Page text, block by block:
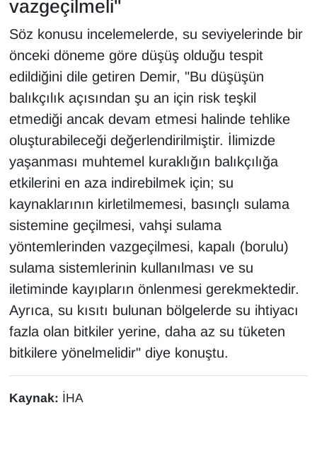
vazgeçilmeli"
Söz konusu incelemelerde, su seviyelerinde bir
önceki döneme göre düşüş olduğu tespit
edildiğini dile getiren Demir, "Bu düşüşün
balıkçılık açısından şu an için risk teşkil
etmediği ancak devam etmesi halinde tehlike
oluşturabileceği değerlendirilmiştir. İlimizde
yaşanması muhtemel kuraklığın balıkçılığa
etkilerini en aza indirebilmek için; su
kaynaklarının kirletilmemesi, basınçlı sulama
sistemine geçilmesi, vahşi sulama
yöntemlerinden vazgeçilmesi, kapalı (borulu)
sulama sistemlerinin kullanılması ve su
iletiminde kayıpların önlenmesi gerekmektedir.
Ayrıca, su kısıtı bulunan bölgelerde su ihtiyacı
fazla olan bitkiler yerine, daha az su tüketen
bitkilere yönelmelidir" diye konuştu.
Kaynak: İHA